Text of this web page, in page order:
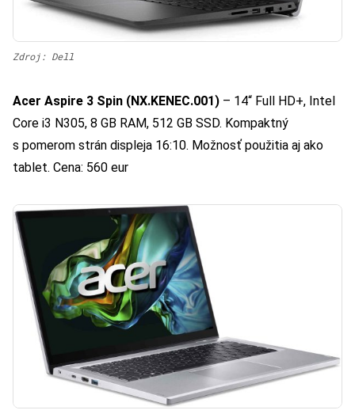
Zdroj: Dell
Acer Aspire 3 Spin (NX.KENEC.001) – 14“ Full HD+, Intel
Core i3 N305, 8 GB RAM, 512 GB SSD. Kompaktný
s pomerom strán displeja 16:10. Možnosť použitia aj ako
tablet. Cena: 560 eur